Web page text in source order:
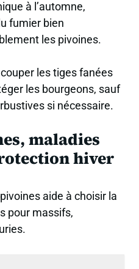
à l’automne,
fumier bien
les pivoines.
les tiges fanées
les bourgeons, sauf
si nécessaire.
maladies
hiver
aide à choisir la
pour massifs,